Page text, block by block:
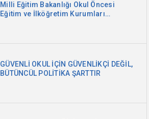
Milli Eğitim Bakanlığı Okul Öncesi
Eğitim ve İlköğretim Kurumları
GÜVENLİ OKUL İÇİN GÜVENLİKÇİ DEĞİL,
BÜTÜNCÜL POLİTİKA ŞARTTIR